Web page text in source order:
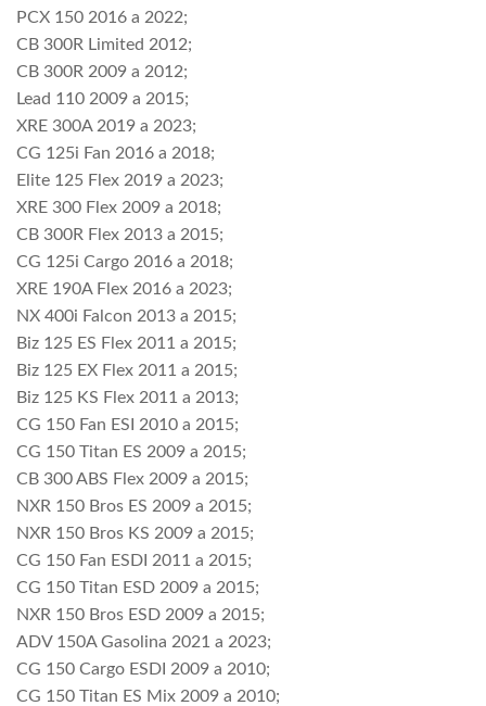
PCX 150 2016 a 2022;
CB 300R Limited 2012;
CB 300R 2009 a 2012;
Lead 110 2009 a 2015;
XRE 300A 2019 a 2023;
CG 125i Fan 2016 a 2018;
Elite 125 Flex 2019 a 2023;
XRE 300 Flex 2009 a 2018;
CB 300R Flex 2013 a 2015;
CG 125i Cargo 2016 a 2018;
XRE 190A Flex 2016 a 2023;
NX 400i Falcon 2013 a 2015;
Biz 125 ES Flex 2011 a 2015;
Biz 125 EX Flex 2011 a 2015;
Biz 125 KS Flex 2011 a 2013;
CG 150 Fan ESI 2010 a 2015;
CG 150 Titan ES 2009 a 2015;
CB 300 ABS Flex 2009 a 2015;
NXR 150 Bros ES 2009 a 2015;
NXR 150 Bros KS 2009 a 2015;
CG 150 Fan ESDI 2011 a 2015;
CG 150 Titan ESD 2009 a 2015;
NXR 150 Bros ESD 2009 a 2015;
ADV 150A Gasolina 2021 a 2023;
CG 150 Cargo ESDI 2009 a 2010;
CG 150 Titan ES Mix 2009 a 2010;